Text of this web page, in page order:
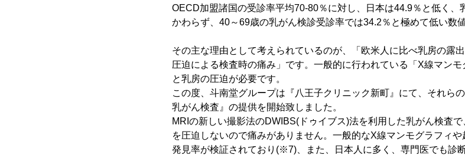
OECD加盟諸国の受診率平均70-80％に対し、日本は44.9％と低く
かわらず、40～69歳の乳がん検診受診率では34.2％と極めて低い数
その主な理由として考えられているのが、「欧米人に比べ乳房の露
圧迫による検査時の痛み」です。一般的に行われている「X線マン
と乳房の圧迫が必要です。
この度、斗南堂グループは『八王子クリニック新町』にて、それら
乳がん検査』の提供を開始致しました。
MRIの新しい撮影法のDWIBS(ドゥイブス)法を利用した乳がん検査
を圧迫しないので痛みがありません。一般的なX線マンモグラフィ
発見率が検証されており(※7)、また、日本人に多く、専門医でも診